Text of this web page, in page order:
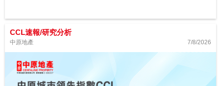
CCL速報/研究分析
中原地產 7/8/2026